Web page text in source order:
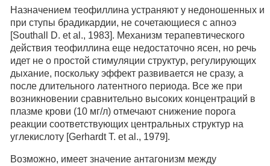
Назначением теофиллина устраняют у недоношенных и
при ступы брадикардии, не сочетающиеся с апноэ
[Southall D. et al., 1983]. Механизм терапевтического
действия теофиллина еще недостаточно ясен, но речь
идет не о простой стимуляции структур, регулирующих
дыхание, поскольку эффект развивается не сразу, а
после длительного латентного периода. Все же при
возникновении сравнительно высоких концентраций в
плазме крови (10 мг/л) отмечают снижение порога
реакции соответствующих центральных структур на
углекислоту [Gerhardt Т. et al., 1979].
Возможно, имеет значение антагонизм между